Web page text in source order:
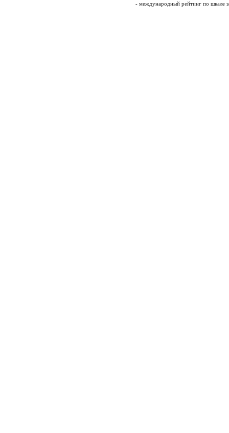
- международный рейтинг по шкале